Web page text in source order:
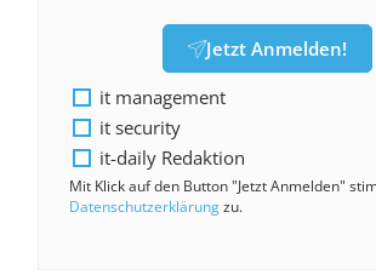
Jetzt Anmelden!
it management
it security
it-daily Redaktion
Mit Klick auf den Button "Jetzt Anmelden"
Datenschutzerklärungzu.